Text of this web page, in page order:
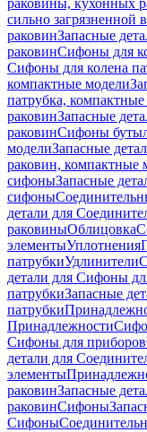
раковины, кухонных
сильно загрязненной
раковинЗапасные
раковинСифоны для
Сифоны для колена
компактные модели
патрубка,
раковинЗапасные
раковинСифоны
моделиЗапасные
раковин, компактные
сифоныЗапасные
сифоны
детали для
раковиныОблицовка
элементыУплотнения
патрубкиУдлинители
детали для Сифоны
патрубкиЗапасные
патрубки
Принадлежности
Сифоны для приборов
детали для
элементы
раковинЗапасные
раковинСифоны
Сифоны